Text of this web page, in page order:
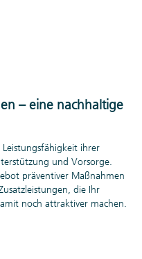
– eine nachhaltige
ihrer
und Vorsorge.
präventiver Maßnahmen
die Ihr
noch attraktiver machen.